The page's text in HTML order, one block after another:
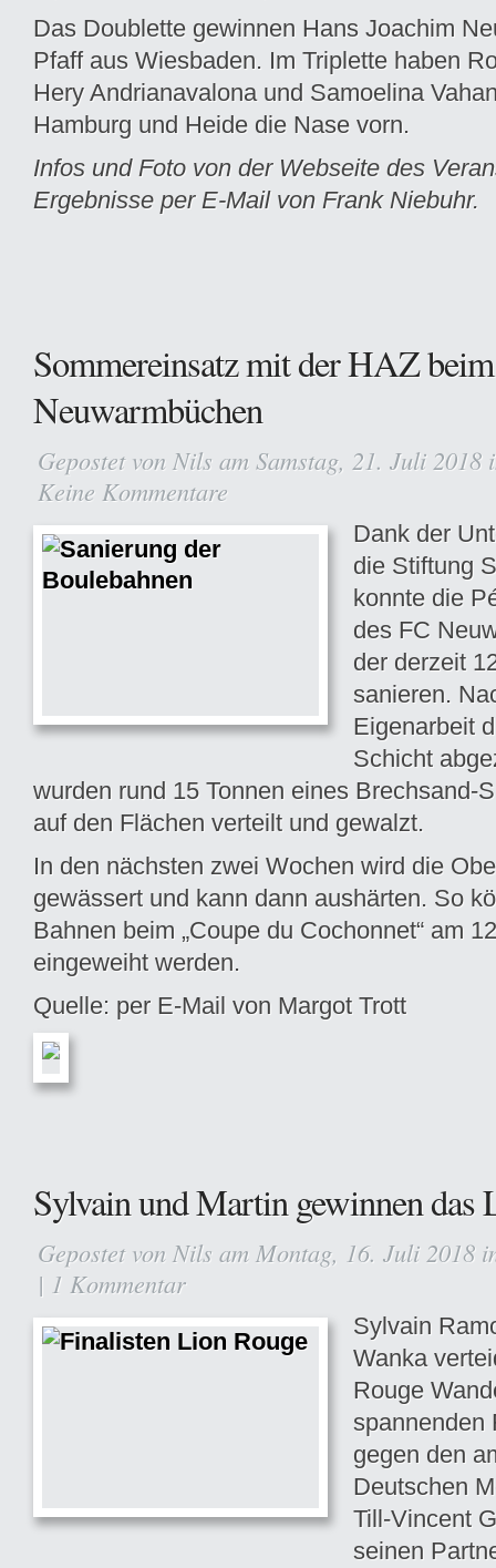
Das Doublette gewinnen Hans Joachim
Pfaff aus Wiesbaden. Im Triplette haben
Hery Andrianavalona und Samoelina
Hamburg und Heide die Nase vorn.
Infos und Foto von der Webseite des
Ergebnisse per E-Mail von Frank Niebuhr.
Sommereinsatz mit der HAZ
Neuwarmbüchen
Gepostet von Nils am Samstag, 21. Juli 2018
Keine Kommentare
Dank der
die Stiftung
konnte die
des FC
der derzeit
sanieren.
Eigenarbeit
Schicht
wurden rund 15 Tonnen eines Brechsand-
auf den Flächen verteilt und gewalzt.
In den nächsten zwei Wochen wird die
gewässert und kann dann aushärten. So
Bahnen beim „Coupe du Cochonnet“ am
eingeweiht werden.
Quelle: per E-Mail von Margot Trott
Sylvain und Martin gewinnen das
Gepostet von Nils am Montag, 16. Juli 2018
| 1 Kommentar
Sylvain
Wanka
Rouge
spannenden
gegen den
Deutschen
Till-Vincent
seinen